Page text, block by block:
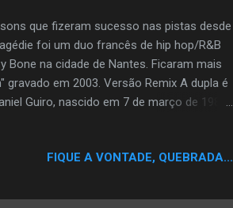
que fizeram sucesso nas pistas desde
foi um duo francês de hip hop/R&B
Bone na cidade de Nantes. Ficaram mais
em 2003. Versão Remix A dupla é
Guiro, nascido em 7 de março de 1982
uma grande gravadora. Lançaram seu
e Tizy Bone lança seu primeiro
FIQUE A VONTADE, QUEBRADA...